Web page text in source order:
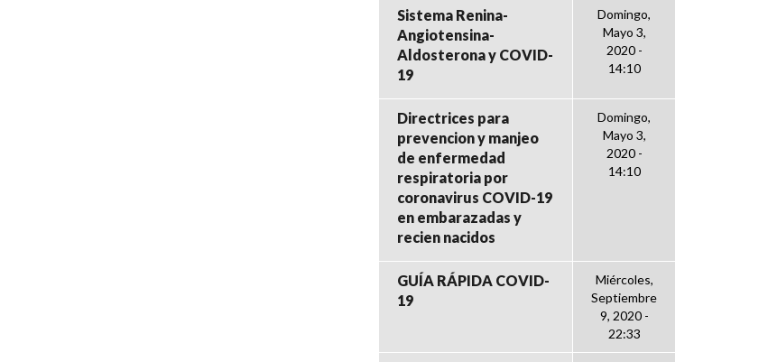
Sistema Renina-
Angiotensina-
Aldosterona y COVID-
19
Domingo,
Mayo 3,
2020 -
14:10
Directrices para
prevencion y manjeo
de enfermedad
respiratoria por
coronavirus COVID-19
en embarazadas y
recien nacidos
Domingo,
Mayo 3,
2020 -
14:10
GUÍA RÁPIDA COVID-
19
Miércoles,
Septiembre
9, 2020 -
22:33